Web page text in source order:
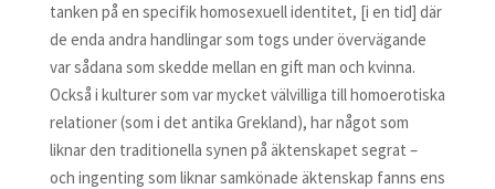
tanken på en specifik homosexuell identitet, [i en tid] där
de enda andra handlingar som togs under övervägande
var sådana som skedde mellan en gift man och kvinna.
Också i kulturer som var mycket välvilliga till homoerotiska
relationer (som i det antika Grekland), har något som
liknar den traditionella synen på äktenskapet segrat –
och ingenting som liknar samkönade äktenskap fanns ens